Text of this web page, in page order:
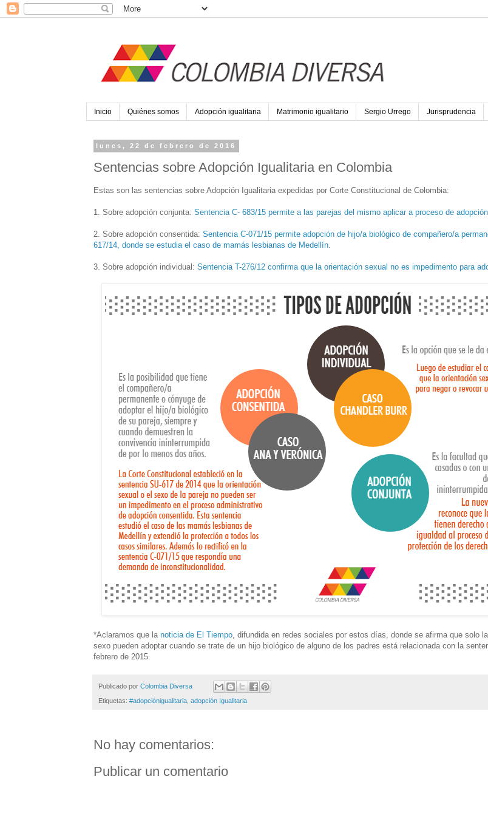
Inicio Quiénes somos Adopción igualitaria Matrimonio igualitario Sergio Urrego Jurisprudencia
lunes, 22 de febrero de 2016
Sentencias sobre Adopción Igualitaria en Colombia
Estas son las sentencias sobre Adopción Igualitaria expedidas por Corte Constitucional de Colombia:
1. Sobre adopción conjunta: Sentencia C- 683/15 permite a las parejas del mismo aplicar a proceso de
2. Sobre adopción consentida: Sentencia C-071/15 permite adopción de hijo/a biológico de compañero/a
617/14, donde se estudia el caso de mamás lesbianas de Medellín.
3. Sobre adopción individual: Sentencia T-276/12 confirma que la orientación sexual no es impedimento para
*Aclaramos que lanoticia de El Tiempo, difundida en redes sociales por estos días, donde se afirma que solo
sexo pueden adoptar cuando se trate de un hijo biológico de alguno de los padres está relacionada con la
febrero de 2015.
Publicado por Colombia Diversa
Etiquetas: #adopciónigualitaria, adopción Igualitaria
No hay comentarios:
Publicar un comentario